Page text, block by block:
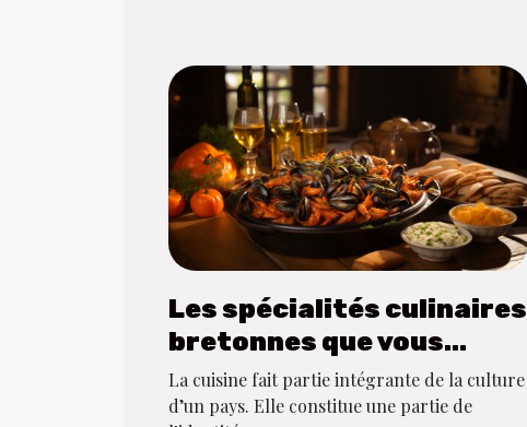
Les spécialités culinaires
bretonnes que vous
pouvez adorer
La cuisine fait partie intégrante de la culture
d’un pays. Elle constitue une partie de